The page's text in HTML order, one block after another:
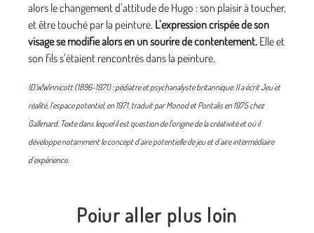
alors le changement d’attitude de Hugo : son plaisir à toucher,
et être touché par la peinture. L’expression crispée de son
visage se modifie alors en un sourire de contentement. Elle et
son fils s’étaient rencontrés dans la peinture.
1D.W.Winnicott (1896-1971) : pédiatre et psychanalyste britannique. Il a écrit Jeu et
réalité, l’espace potentiel, en 1971, traduit par Monod et Pontalis en 1975 chez
Gallimard. Texte dans lequel il est question de l’origine de la créativité et où il
développe notamment le concept d’aire potentielle de jeu et d’aire intermédiaire
d’expérience.
Poiur aller plus loin